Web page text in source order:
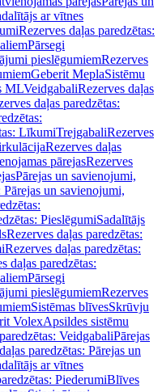
ar vītnes
Rezerves daļas paredzētas:
Pārsegi
pieslēgumiemRezerves
Geberit MeplaSistēmu
MLVeidgabaliRezerves daļas
daļas paredzētas:
LīkumiTrejgabaliRezerves
Rezerves daļas
pārejasRezerves
Pārejas un savienojumi,
Pārejas un savienojumi,
PieslēgumiSadalītājs
Rezerves daļas paredzētas:
Rezerves daļas paredzētas:
daļas paredzētas:
Pārsegi
pieslēgumiemRezerves
Sistēmas blīvesSkrūvju
VolexApsildes sistēmu
VeidgabaliPārejas
paredzētas: Pārejas un
ar vītnes
PiederumiBlīves